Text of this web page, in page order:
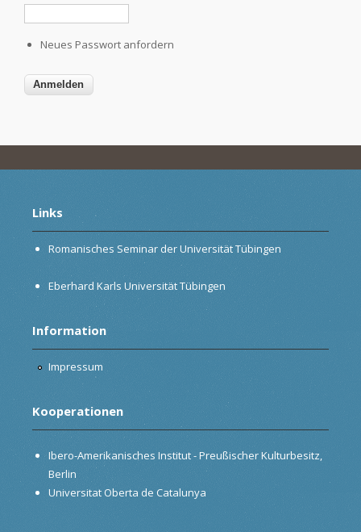
Neues Passwort anfordern
Links
Romanisches Seminar der Universität Tübingen
Eberhard Karls Universität Tübingen
Information
Impressum
Kooperationen
Ibero-Amerikanisches Institut - Preußischer Kulturbesitz,
Berlin
Universitat Oberta de Catalunya